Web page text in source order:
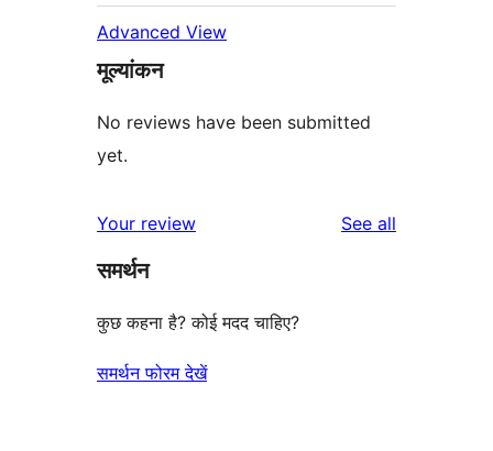
Advanced View
मूल्यांकन
No reviews have been submitted
yet.
Your review See all
समर्थन
कुछ कहना है? कोई मदद चाहिए?
समर्थन फोरम देखें